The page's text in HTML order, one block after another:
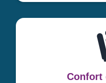
Confort